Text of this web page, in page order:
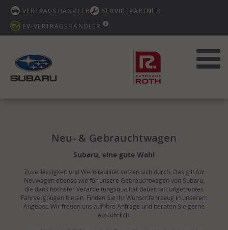
VERTRAGSHÄNDLER
SERVICEPARTNER
EV-VERTRAGSHÄNDLER
Neu- & Gebrauchtwagen
Subaru, eine gute Wahl
Zuverlässigkeit und Wertstabilität setzen sich durch. Das gilt für
Neuwagen ebenso wie für unsere Gebrauchtwagen von Subaru,
die dank höchster Verarbeitungsqualität dauerhaft ungetrübtes
Fahrvergnügen bieten. Finden Sie Ihr Wunschfahrzeug in unserem
Angebot. Wir freuen uns auf Ihre Anfrage und beraten Sie gerne
ausführlich.